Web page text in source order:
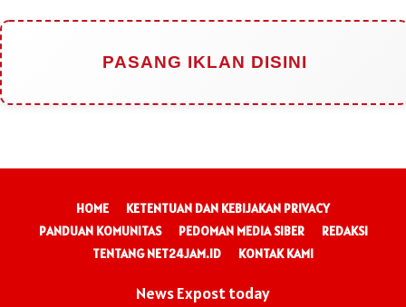
PASANG IKLAN DISINI
HOME
KETENTUAN DAN KEBIJAKAN PRIVACY
PANDUAN KOMUNITAS
PEDOMAN MEDIA SIBER
REDAKSI
TENTANG NET24JAM.ID
KONTAK KAMI
News Expost today